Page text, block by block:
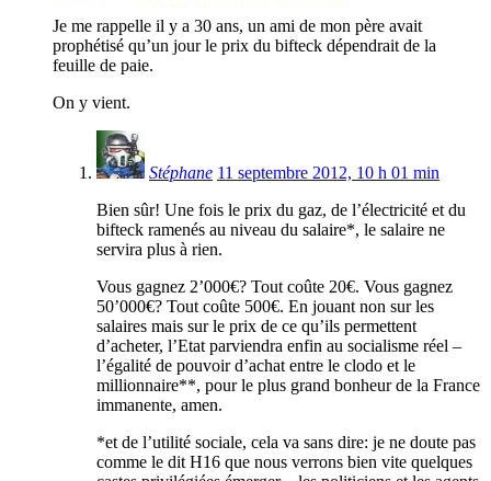
Je me rappelle il y a 30 ans, un ami de mon père avait
prophétisé qu’un jour le prix du bifteck dépendrait de la
feuille de paie.
On y vient.
Stéphane 11 septembre 2012, 10 h 01 min
Bien sûr! Une fois le prix du gaz, de l’électricité et du
bifteck ramenés au niveau du salaire*, le salaire ne
servira plus à rien.
Vous gagnez 2’000€? Tout coûte 20€. Vous gagnez
50’000€? Tout coûte 500€. En jouant non sur les
salaires mais sur le prix de ce qu’ils permettent
d’acheter, l’Etat parviendra enfin au socialisme réel –
l’égalité de pouvoir d’achat entre le clodo et le
millionnaire**, pour le plus grand bonheur de la France
immanente, amen.
*et de l’utilité sociale, cela va sans dire: je ne doute pas
comme le dit H16 que nous verrons bien vite quelques